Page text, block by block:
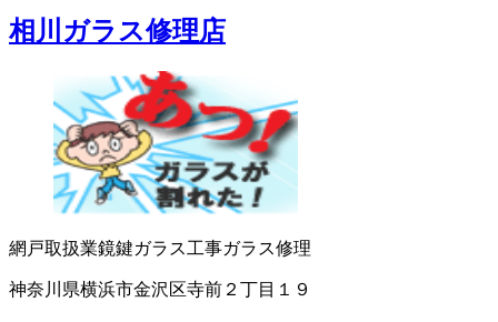
相川ガラス修理店
網戸取扱業鏡鍵ガラス工事ガラス修理
神奈川県横浜市金沢区寺前２丁目１９